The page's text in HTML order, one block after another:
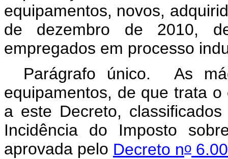
equipamentos, novos,
de dezembro de 2010,
empregados em processo
Parágrafo único. As
equipamentos, de que trata o
a este Decreto,
Incidência do Imposto
aprovada pelo Decreto no